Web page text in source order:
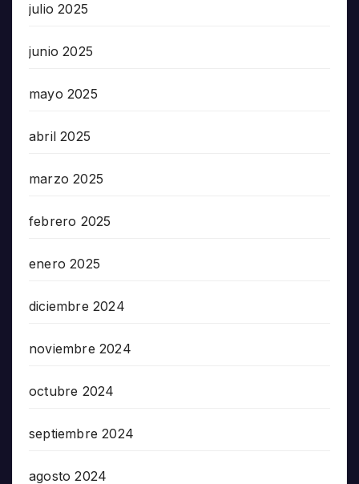
julio 2025
junio 2025
mayo 2025
abril 2025
marzo 2025
febrero 2025
enero 2025
diciembre 2024
noviembre 2024
octubre 2024
septiembre 2024
agosto 2024